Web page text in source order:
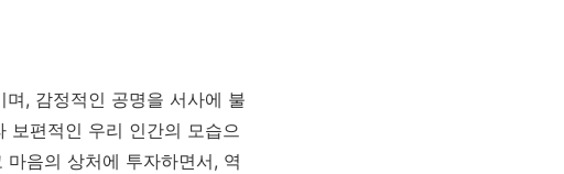
, 감정적인 공명을 서사에 불
보편적인 우리 인간의 모습으
음의 상처에 투자하면서, 역